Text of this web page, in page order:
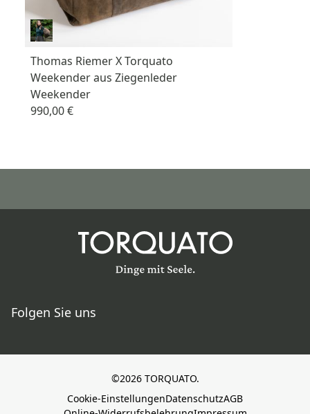
Thomas Riemer X Torquato
Weekender aus Ziegenleder
Weekender
990,00 €
Folgen Sie uns
©2026 TORQUATO.
Cookie-EinstellungenDatenschutzAGB